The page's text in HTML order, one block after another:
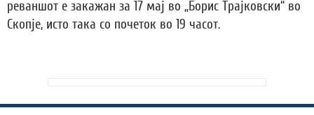
реваншот е закажан за 17 мај во „Борис Трајковски“ во
Скопје, исто така со почеток во 19 часот.